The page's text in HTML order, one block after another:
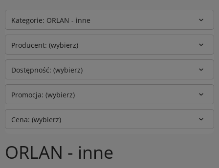
Kategorie: ORLAN - inne
Producent: (wybierz)
Dostępność: (wybierz)
Cena: (wybierz)
Promocja: (wybierz)
ORLAN - inne